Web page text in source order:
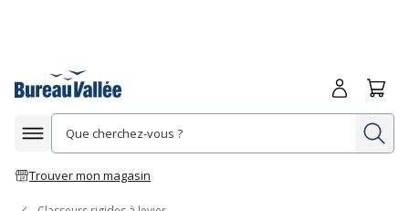
Afficher la navigation
Trouver mon magasin
Me